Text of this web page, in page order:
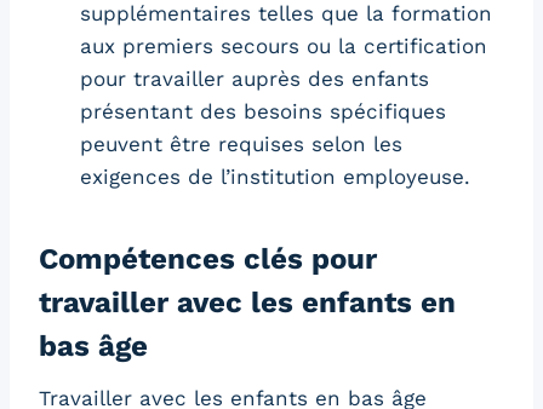
supplémentaires telles que la formation
aux premiers secours ou la certification
pour travailler auprès des enfants
présentant des besoins spécifiques
peuvent être requises selon les
exigences de l’institution employeuse.
Compétences clés pour
travailler avec les enfants en
bas âge
Travailler avec les enfants en bas âge